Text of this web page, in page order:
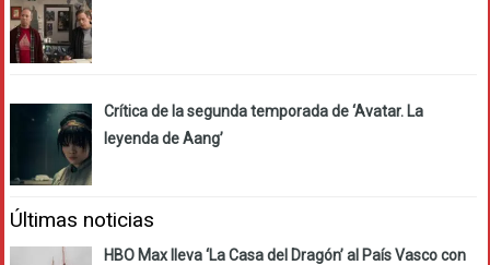
Crítica de la segunda temporada de ‘Avatar. La
leyenda de Aang’
Últimas noticias
HBO Max lleva ‘La Casa del Dragón’ al País Vasco con